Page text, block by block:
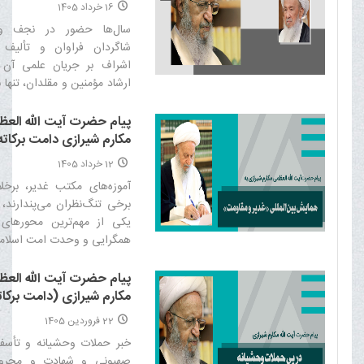
خود را در خونخواهی
دنبال خواهد کرد‌
آیت الله حاج شیخ
(طاب ثراه)
16 خرداد 1405
سال‌ها حضور در نجف
شاگردان فراوان و
اشراف بر جریان علمی
ارشاد مؤمنین و مقلدان،
پیام حضرت آیت الله
مکارم شیرازی دامت
همایش بین‌المللی غدیر و
مقاومت
12 خرداد 1405
آموزه‌های مکتب غدیر،
برخی تنگ‌نظران
یکی از مهم‌ترین محورهای
همگرایی و وحدت امت
پیام حضرت آیت الله
مکارم شیرازی (دامت
پی حملات وحشیانه رژیم
صهیونیستی به لبنان
22 فروردین 1405
خبر حملات وحشیانه و